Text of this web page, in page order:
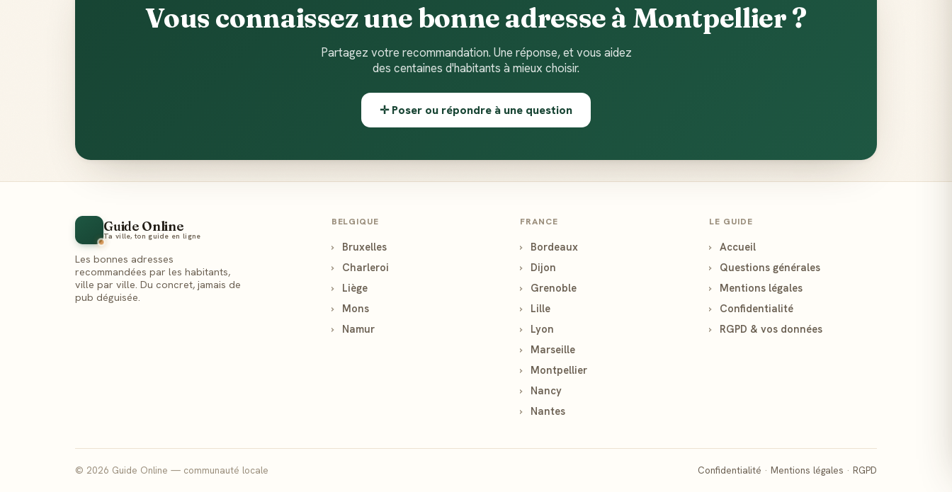
Vous connaissez une bonne adresse à Montpellier ?
Partagez votre recommandation. Une réponse, et vous aidez
des centaines d'habitants à mieux choisir.
✛ Poser ou répondre à une question
Guide Online
Ta ville, ton guide en ligne
Les bonnes adresses
recommandées par les habitants,
ville par ville. Du concret, jamais de
pub déguisée.
BELGIQUE
›
Bruxelles
›
Charleroi
›
Liège
›
Mons
›
Namur
FRANCE
›
Bordeaux
›
Dijon
›
Grenoble
›
Lille
›
Lyon
›
Marseille
›
Montpellier
›
Nancy
›
Nantes
LE GUIDE
›
Accueil
›
Questions générales
›
Mentions légales
›
Confidentialité
›
RGPD & vos données
© 2026 Guide Online — communauté locale Confidentialité · Mentions légales · RGPD